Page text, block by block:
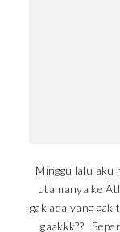
Minggu lalu aku
utamanya ke
gak ada yang
gaakkk??